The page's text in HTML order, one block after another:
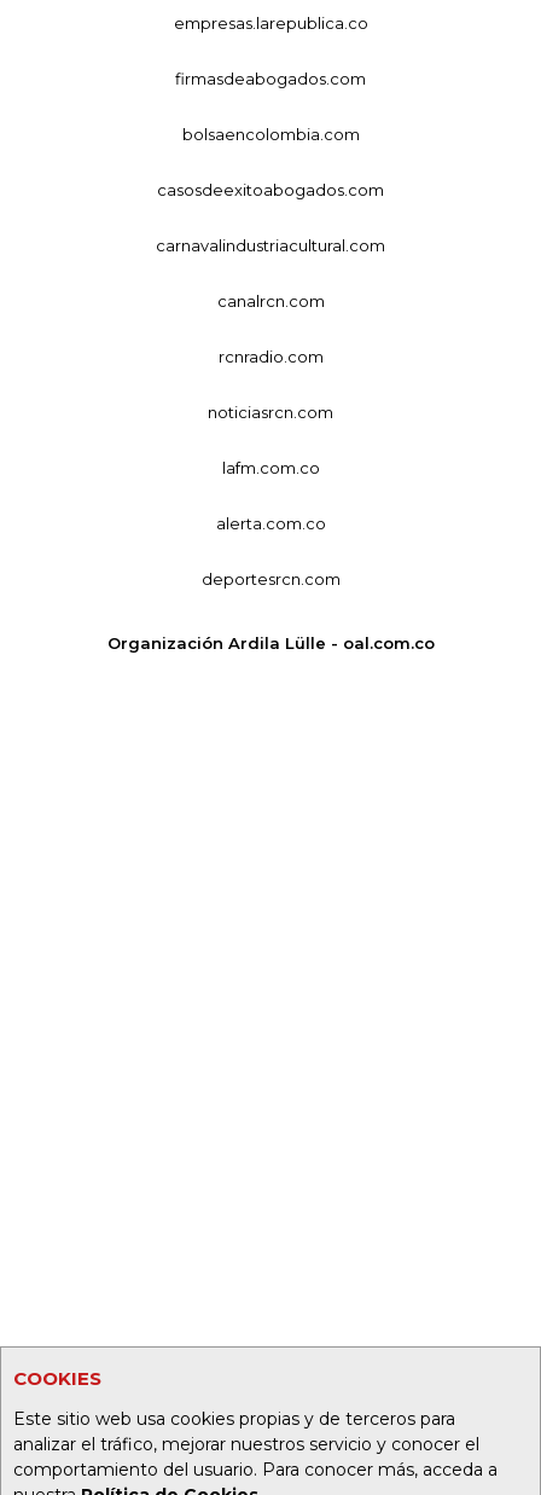
COOKIES
Este sitio web usa cookies propias y de terceros para
analizar el tráfico, mejorar nuestros servicio y conocer el
comportamiento del usuario. Para conocer más, acceda a
empresas.larepublica.co
firmasdeabogados.com
bolsaencolombia.com
casosdeexitoabogados.com
carnavalindustriacultural.com
canalrcn.com
rcnradio.com
noticiasrcn.com
lafm.com.co
alerta.com.co
deportesrcn.com
Organización Ardila Lülle - oal.com.co